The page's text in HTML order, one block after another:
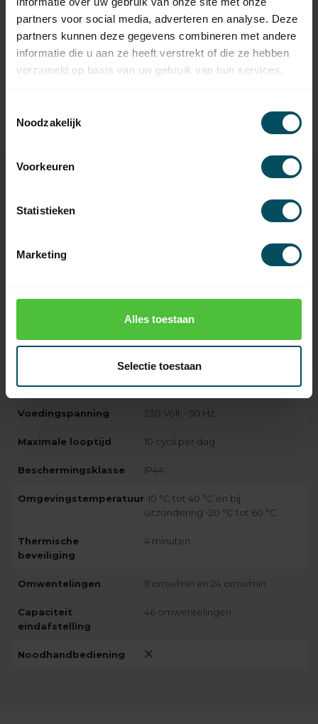
partners voor social media, adverteren en analyse. Deze
partners kunnen deze gegevens combineren met andere
informatie die u aan ze heeft verstrekt of die ze hebben
verzameld op basis van uw gebruik van hun services.
Noodzakelijk
Voorkeuren
Statistieken
Marketing
Alles toestaan
Selectie toestaan
Nice Adaptieset S - Ø 40x1
mm
Op voorraad
10,95
Op voorraad
Specificaties
Artikelnummer
E STAR SA 611
Motorserie Nice Era Star SA
4-aderige witte kabel met een
lengte van 2,5 meter
Voedingspanning 230 Volt - 50 Hz
Maximale looptijd 10 cycli per dag
Beschermingsklasse IP44
Omgevingstemperatuur-10 °C tot 40 °C en bij
uitzondering -20 °C tot 60 °C
Thermische
beveiliging
4 minuten
Omwentelingen 11 omw/min en 24 omw/min
Capaciteit
eindafstelling
46 omwentelingen
Noodhandbediening